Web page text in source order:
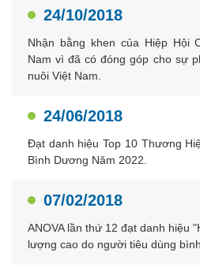
24/10/2018
Nhận bằng khen của Hiệp Hội
Nam vì đã có đóng góp cho sự
nuôi Việt Nam.
24/06/2018
Đạt danh hiệu Top 10 Thương
Bình Dương Năm 2022.
07/02/2018
ANOVA lần thứ 12 đạt danh hiệu
lượng cao do người tiêu dùng